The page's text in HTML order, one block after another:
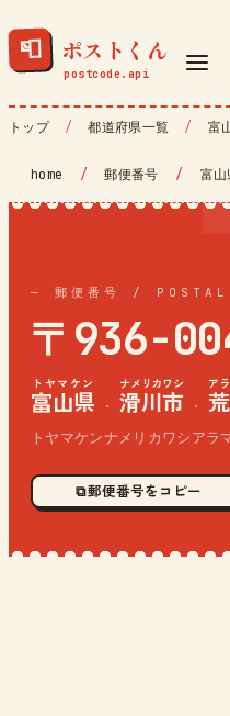
📮 ポストくん
トップ 都道府県一覧 富
home / 郵便番号 / 富山
— 郵便番号 /
〒936-
富山県
トヤマケン
· 滑川市
ナメリカワシ
·
ア
トヤマケンナメリカワシアラ
⧉ 郵便番号をコピー